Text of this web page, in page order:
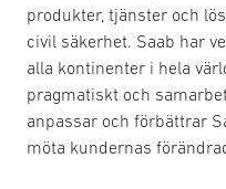
produkter, tjänster och
civil säkerhet. Saab har
alla kontinenter i hela
pragmatiskt och
anpassar och förbättrar
möta kundernas